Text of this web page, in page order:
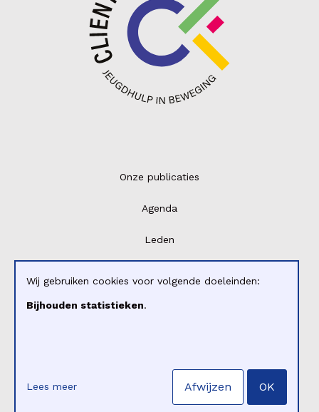
Onze publicaties
Agenda
Leden
Lidmaatschap
Wij gebruiken cookies voor volgende doeleinden:
Bijhouden statistieken.
Lees meer Afwijzen OK